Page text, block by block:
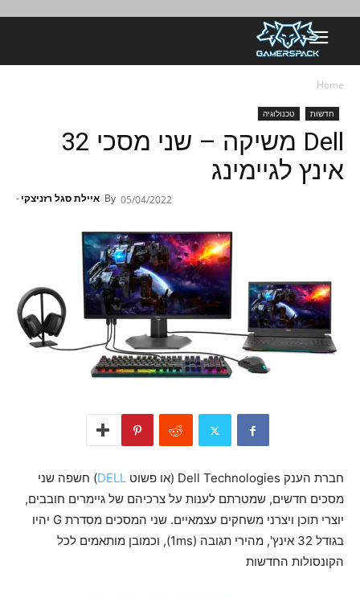
Home
חדשות טכנולוגיה
Dell משיקה – שני מסכי 32
אינץ לגיימינג
By איילת סגל רזניצקי- 05/04/2022
חברת הענק Dell Technologies (או פשוט DELL) חשפה שני
מסכים חדשים, שמטרתם לענות על צרכיהם של גיימרים חובבים,
יוצרי תוכן ויצרני משחקים עצמאיים. שני המסכים מסדרת G יהיו
בגודל 32 אינץ', מהירי תגובה (1ms), וכמובן מותאמים לכל
הקונסולות החדשות